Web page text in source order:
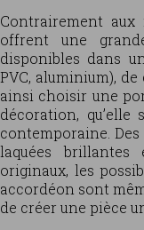
Contrairement aux
offrent une
disponibles dans
PVC, aluminium),
ainsi choisir une
décoration, qu’elle
contemporaine.
laquées
originaux, les
accordéon sont
de créer une pièce